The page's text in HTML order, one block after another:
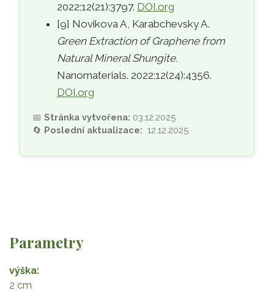
2022;12(21):3797. DOI.org
[9] Novikova A, Karabchevsky A.
Green Extraction of Graphene from
Natural Mineral Shungite.
Nanomaterials. 2022;12(24):4356.
DOI.org
📅Stránka vytvořena: 03.12.2025
🔄 Poslední aktualizace:12.12.2025
Parametry
výška
2 cm